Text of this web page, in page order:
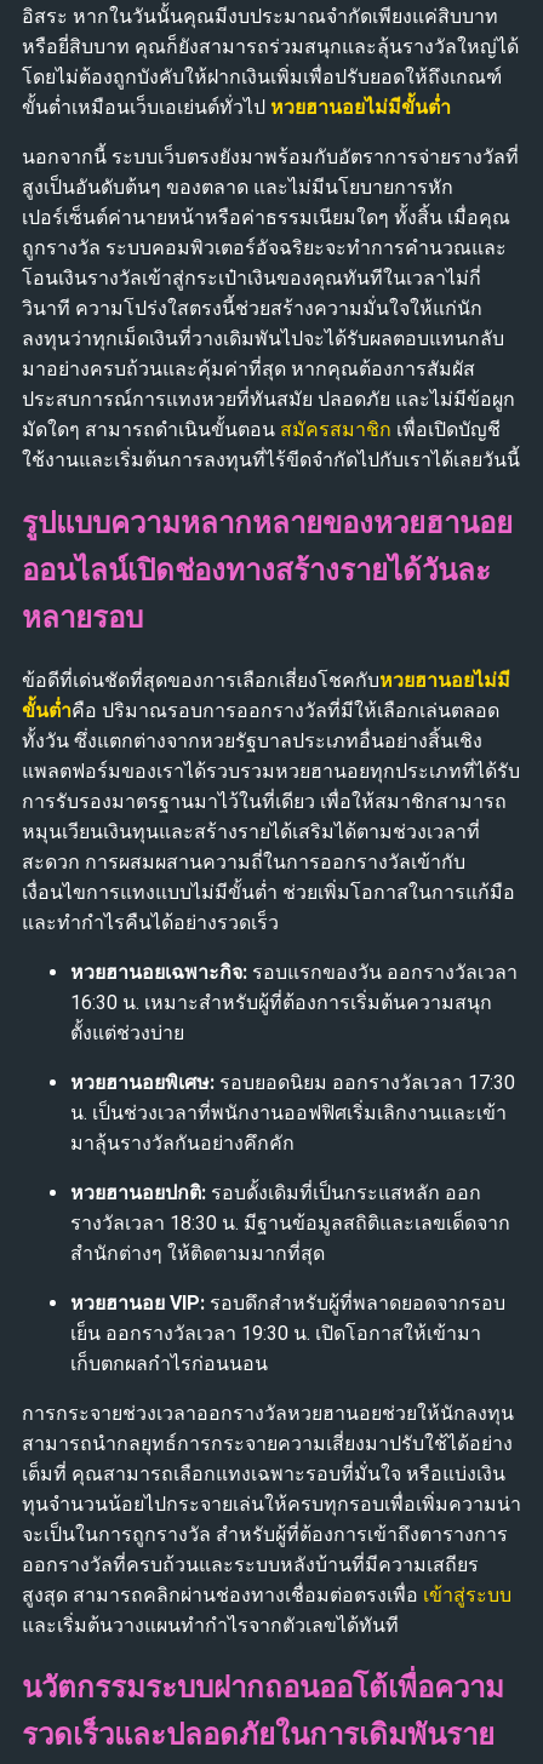
อิสระ หากในวันนั้นคุณมีงบประมาณจำกัดเพียงแค่สิบบาท
หรือยี่สิบบาท คุณก็ยังสามารถร่วมสนุกและลุ้นรางวัลใหญ่ได้
โดยไม่ต้องถูกบังคับให้ฝากเงินเพิ่มเพื่อปรับยอดให้ถึงเกณฑ์
ขั้นต่ำเหมือนเว็บเอเย่นต์ทั่วไป หวยฮานอยไม่มีขั้นต่ำ
นอกจากนี้ ระบบเว็บตรงยังมาพร้อมกับอัตราการจ่ายรางวัลที่
สูงเป็นอันดับต้นๆ ของตลาด และไม่มีนโยบายการหัก
เปอร์เซ็นต์ค่านายหน้าหรือค่าธรรมเนียมใดๆ ทั้งสิ้น เมื่อคุณ
ถูกรางวัล ระบบคอมพิวเตอร์อัจฉริยะจะทำการคำนวณและ
โอนเงินรางวัลเข้าสู่กระเป๋าเงินของคุณทันทีในเวลาไม่กี่
วินาที ความโปร่งใสตรงนี้ช่วยสร้างความมั่นใจให้แก่นัก
ลงทุนว่าทุกเม็ดเงินที่วางเดิมพันไปจะได้รับผลตอบแทนกลับ
มาอย่างครบถ้วนและคุ้มค่าที่สุด หากคุณต้องการสัมผัส
ประสบการณ์การแทงหวยที่ทันสมัย ปลอดภัย และไม่มีข้อผูก
มัดใดๆ สามารถดำเนินขั้นตอน สมัครสมาชิก เพื่อเปิดบัญชี
ใช้งานและเริ่มต้นการลงทุนที่ไร้ขีดจำกัดไปกับเราได้เลยวันนี้
รูปแบบความหลากหลายของหวยฮานอย
ออนไลน์เปิดช่องทางสร้างรายได้วันละ
หลายรอบ
ข้อดีที่เด่นชัดที่สุดของการเลือกเสี่ยงโชคกับหวยฮานอยไม่มี
ขั้นต่ำคือ ปริมาณรอบการออกรางวัลที่มีให้เลือกเล่นตลอด
ทั้งวัน ซึ่งแตกต่างจากหวยรัฐบาลประเภทอื่นอย่างสิ้นเชิง
แพลตฟอร์มของเราได้รวบรวมหวยฮานอยทุกประเภทที่ได้รับ
การรับรองมาตรฐานมาไว้ในที่เดียว เพื่อให้สมาชิกสามารถ
หมุนเวียนเงินทุนและสร้างรายได้เสริมได้ตามช่วงเวลาที่
สะดวก การผสมผสานความถี่ในการออกรางวัลเข้ากับ
เงื่อนไขการแทงแบบไม่มีขั้นต่ำ ช่วยเพิ่มโอกาสในการแก้มือ
และทำกำไรคืนได้อย่างรวดเร็ว
หวยฮานอยเฉพาะกิจ: รอบแรกของวัน ออกรางวัลเวลา
16:30 น. เหมาะสำหรับผู้ที่ต้องการเริ่มต้นความสนุก
ตั้งแต่ช่วงบ่าย
หวยฮานอยพิเศษ: รอบยอดนิยม ออกรางวัลเวลา 17:30
น. เป็นช่วงเวลาที่พนักงานออฟฟิศเริ่มเลิกงานและเข้า
มาลุ้นรางวัลกันอย่างคึกคัก
หวยฮานอยปกติ: รอบดั้งเดิมที่เป็นกระแสหลัก ออก
รางวัลเวลา 18:30 น. มีฐานข้อมูลสถิติและเลขเด็ดจาก
สำนักต่างๆ ให้ติดตามมากที่สุด
หวยฮานอย VIP: รอบดึกสำหรับผู้ที่พลาดยอดจากรอบ
เย็น ออกรางวัลเวลา 19:30 น. เปิดโอกาสให้เข้ามา
เก็บตกผลกำไรก่อนนอน
การกระจายช่วงเวลาออกรางวัลหวยฮานอยช่วยให้นักลงทุน
สามารถนำกลยุทธ์การกระจายความเสี่ยงมาปรับใช้ได้อย่าง
เต็มที่ คุณสามารถเลือกแทงเฉพาะรอบที่มั่นใจ หรือแบ่งเงิน
ทุนจำนวนน้อยไปกระจายเล่นให้ครบทุกรอบเพื่อเพิ่มความน่า
จะเป็นในการถูกรางวัล สำหรับผู้ที่ต้องการเข้าถึงตารางการ
ออกรางวัลที่ครบถ้วนและระบบหลังบ้านที่มีความเสถียร
สูงสุด สามารถคลิกผ่านช่องทางเชื่อมต่อตรงเพื่อ เข้าสู่ระบบ
และเริ่มต้นวางแผนทำกำไรจากตัวเลขได้ทันที
นวัตกรรมระบบฝากถอนออโต้เพื่อความ
รวดเร็วและปลอดภัยในการเดิมพันราย